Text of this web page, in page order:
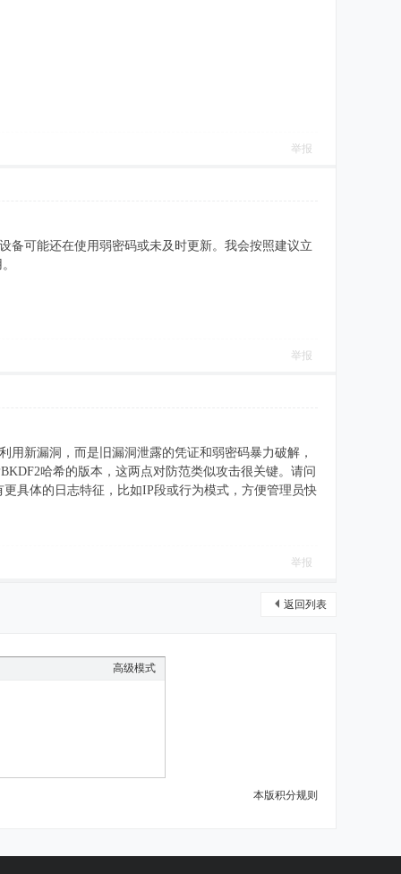
举报
备可能还在使用弱密码或未及时更新。我会按照建议立
举报
新漏洞，而是旧漏洞泄露的凭证和弱密码暴力破解，
哈希的版本，这两点对防范类似攻击很关键。请问
具体的日志特征，比如IP段或行为模式，方便管理员快
举报
返回列表
高级模式
本版积分规则